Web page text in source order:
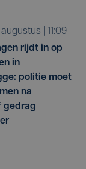
augustus | 11:09
rijdt in op
in
politie moet
na
gedrag